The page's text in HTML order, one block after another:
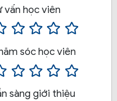
kiếm và đưa ra những
nhất để đáp ứng cao
học tại đây.
gia học lái xe
vấn học viên
sóc học viên
sàng giới thiệu